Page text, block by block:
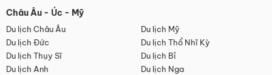
Châu Âu - Úc - Mỹ
Du lịch Châu Âu
Du lịch Mỹ
Du lịch Đức
Du lịch Thổ Nhĩ Kỳ
Du lịch Thụy Sĩ
Du lịch Bỉ
Du lịch Anh
Du lịch Nga